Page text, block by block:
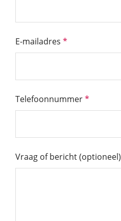
E-mailadres *
Telefoonnummer*
Vraag of bericht (optioneel)